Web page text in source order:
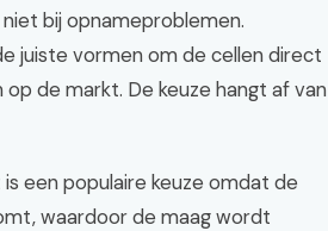
bij opnameproblemen.
juiste vormen om de cellen direct
de markt. De keuze hangt af van
is een populaire keuze omdat de
waardoor de maag wordt